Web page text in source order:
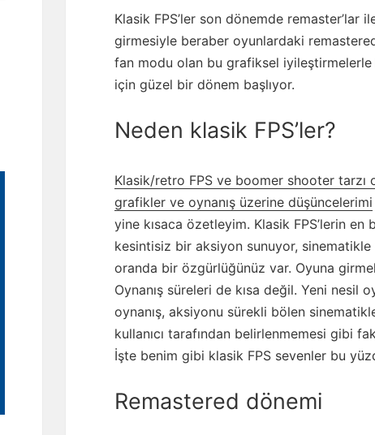
Klasik FPS’ler son dönemde remaster’lar
girmesiyle beraber oyunlardaki
fan modu olan bu grafiksel iyileştirmelerle
için güzel bir dönem başlıyor.
Neden klasik FPS’ler?
Klasik/retro FPS ve boomer shooter tarzı
grafikler ve oynanış üzerine düşüncelerimi
yine kısaca özetleyim. Klasik FPS’lerin en
kesintisiz bir aksiyon sunuyor,
oranda bir özgürlüğünüz var. Oyuna
Oynanış süreleri de kısa değil. Yeni
oynanış, aksiyonu sürekli bölen
kullanıcı tarafından belirlenmemesi gibi
İşte benim gibi klasik FPS sevenler bu
Remastered dönemi